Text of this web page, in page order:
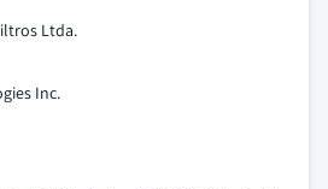
Ltda.
Inc.